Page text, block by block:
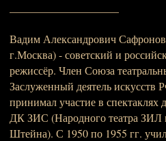
Вадим Александрович
г.Москва) - советский и
режиссёр. Член Союза
Заслуженный деятель искусств
принимал участие в спектаклях
ДК ЗИС (Народного театра ЗИЛ
Штейна). С 1950 по 1955 гг.